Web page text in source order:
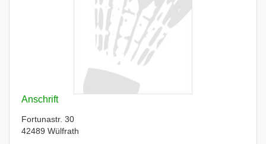
Anschrift
Fortunastr. 30
42489 Wülfrath